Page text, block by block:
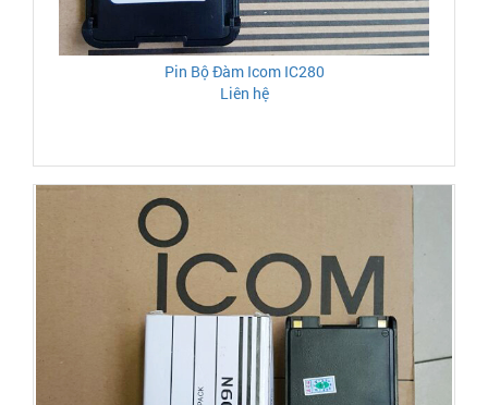
Pin Bộ Đàm Icom IC280
Liên hệ